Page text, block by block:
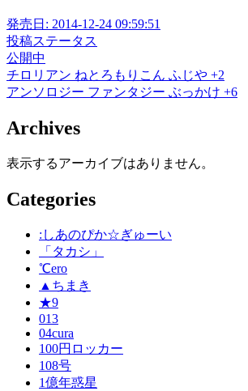
発売日: 2014-12-24 09:59:51
投稿ステータス
公開中
チロリアン ねとろもりこん ふじや +2
アンソロジー ファンタジー ぶっかけ +6
Archives
表示するアーカイブはありません。
Categories
:しあのぴか☆ぎゅーい
「タカシ」
℃ero
▲ちまき
★9
013
04cura
100円ロッカー
108号
1億年惑星